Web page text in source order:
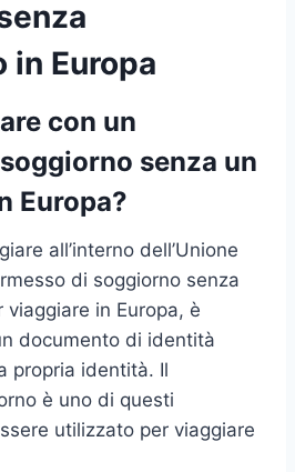
in Europa
con un
senza un
Europa?
all’interno dell’Unione
di soggiorno senza
in Europa, è
documento di identità
propria identità. Il
è uno di questi
utilizzato per viaggiare